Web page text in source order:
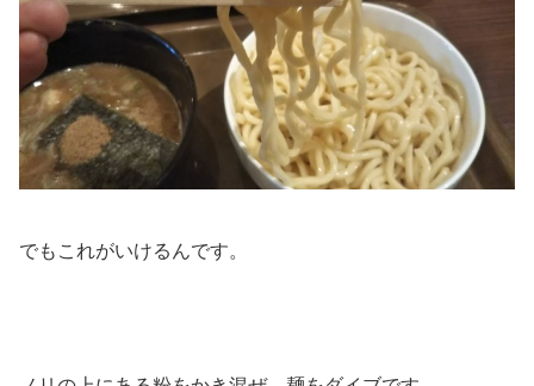
でもこれがいけるんです。